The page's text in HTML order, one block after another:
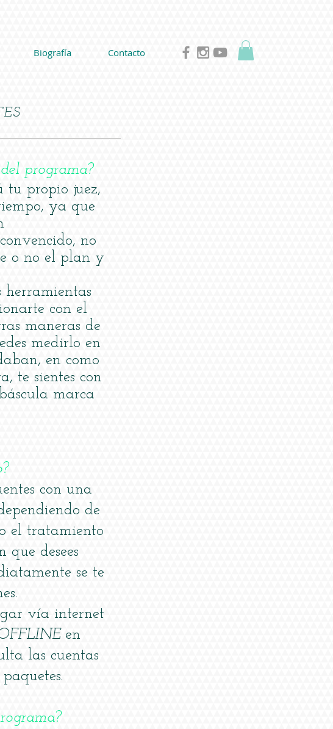
Biografía Contacto
programa?
tu propio juez,
ya que
no
o no el plan y
herramientas
con el
maneras de
medirlo en
en como
te sientes con
marca
con una
de
el tratamiento
que desees
se te
vía internet
en
las cuentas